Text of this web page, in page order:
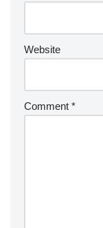
Website
Comment *